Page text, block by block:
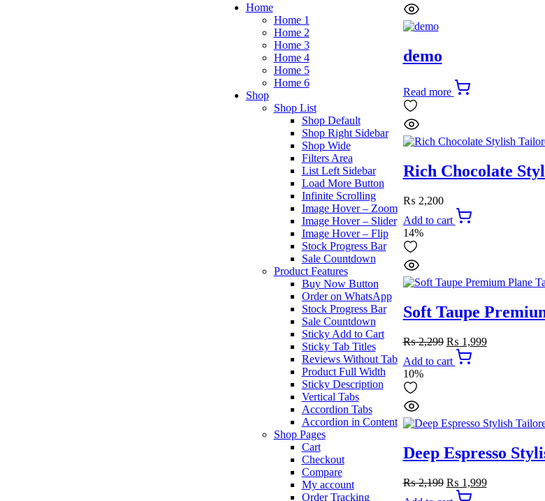
Home
Home 1
Home 2
Home 3
Home 4
Home 5
Home 6
Shop
Shop List
Shop Default
Shop Right Sidebar
Shop Wide
Filters Area
List Left Sidebar
Load More Button
Infinite Scrolling
Image Hover – Zoom
Image Hover – Slider
Image Hover – Flip
Stock Progress Bar
Sale Countdown
Product Features
Buy Now Button
Order on WhatsApp
Stock Progress Bar
Sale Countdown
Sticky Add to Cart
Sticky Tab Titles
Reviews Without Tab
Product Full Width
Sticky Description
Vertical Tabs
Accordion Tabs
Accordion in Content
Shop Pages
Cart
Checkout
Compare
My account
Order Tracking
demo
Read more
Rich Chocolate
₨ 2,200
Add to cart
14%
Soft Taupe
₨2,299 Original
price
was:
₨ 1,999Current
Add to cart
10%
Deep Espresso
₨2,199 Original
price
₨ 1,999Current